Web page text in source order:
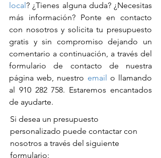
local ? ¿Tienes alguna duda? ¿Necesitas
más información? Ponte en contacto
con nosotros y solicita tu presupuesto
gratis y sin compromiso dejando un
comentario a continuación, a través del
formulario de contacto de nuestra
página web, nuestro email o llamando
al 910 282 758. Estaremos encantados
de ayudarte.